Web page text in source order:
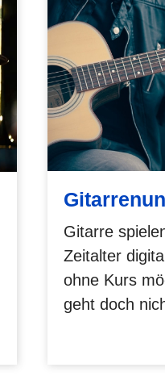
Gitarre
Zeitalter
ohne Kurs
geht doch